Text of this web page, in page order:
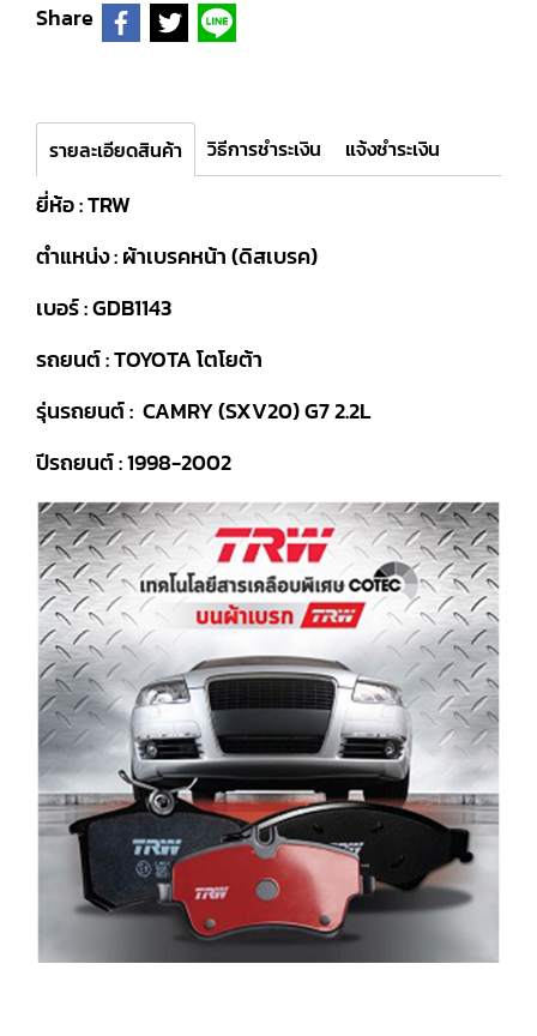
Share
รายละเอียดสินค้า วิธีการชำระเงิน แจ้งชำระเงิน
ยี่ห้อ : TRW
ตำแหน่ง : ผ้าเบรคหน้า (ดิสเบรค)
เบอร์ : GDB1143
รถยนต์ : TOYOTA โตโยต้า
รุ่นรถยนต์ : CAMRY (SXV20) G7 2.2L
ปีรถยนต์ : 1998-2002